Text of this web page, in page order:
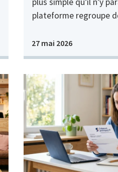
plateforme regroupe
27 mai 2026